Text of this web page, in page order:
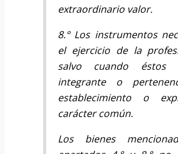
extraordinario valor.
8.° Los instrumentos
el ejercicio de la
salvo cuando éstos
integrante o
establecimiento o
carácter común.
Los bienes